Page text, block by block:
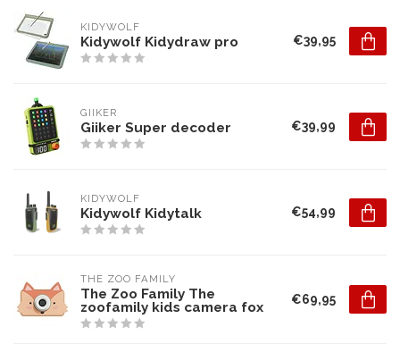
KIDYWOLF
Kidywolf Kidydraw pro €39,95
GIIKER
Giiker Super decoder €39,99
KIDYWOLF
Kidywolf Kidytalk €54,99
THE ZOO FAMILY
The Zoo Family The
zoofamily kids camera fox
€69,95